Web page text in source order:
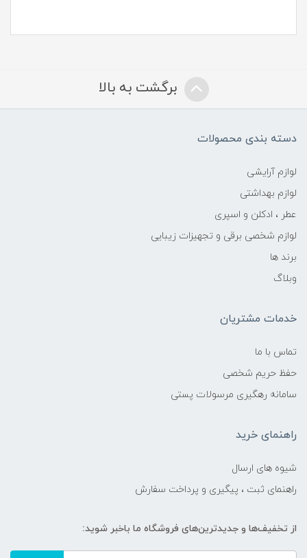
برگشت به بالا
دسته بندی محصولات
لوازم آرایشی
لوازم بهداشتی
عطر ، ادکلن و اسپری
لوازم شخصی برقی و تجهیزات زیبایی
برند ها
وبلاگ
خدمات مشتریان
تماس با ما
حفظ حریم شخصی
سامانه رهگیری مرسولات پستی
راهنمای خرید
شیوه های ارسال
راهنمای ثبت ، پیگیری و پرداخت سفارش
از تخفیف‌ها و جدیدترین‌های فروشگاه ما باخبر شوید: